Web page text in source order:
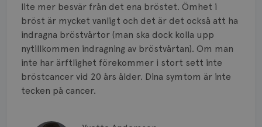
lite mer besvär från det ena bröstet. Ömhet i
bröst är mycket vanligt och det är det också att ha
indragna bröstvårtor (man ska dock kolla upp
nytillkommen indragning av bröstvårtan). Om man
inte har ärftlighet förekommer i stort sett inte
bröstcancer vid 20 års ålder. Dina symtom är inte
tecken på cancer.